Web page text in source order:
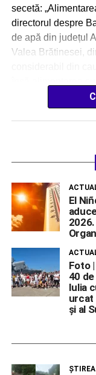
secetă:
directorul despre
de apă din județul
Valea Brătinesei,
El
Foto
40
Iulia
urcat
și al
ŞTIREA